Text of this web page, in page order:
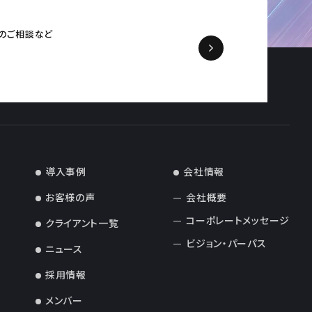
ご相談など
導入事例
お客様の声
クライアント一覧
ニュース
採用情報
メンバー
会社情報
会社概要
コーポレートメッセージ
ビジョン・パーパス